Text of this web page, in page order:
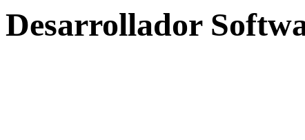
Desarrollador